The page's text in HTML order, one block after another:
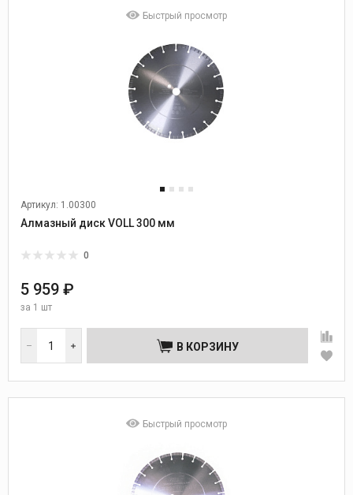
Быстрый просмотр
Артикул: 1.00300
Алмазный диск VOLL 300 мм
0
5 959 ₽
за 1 шт
В КОРЗИНУ
Быстрый просмотр